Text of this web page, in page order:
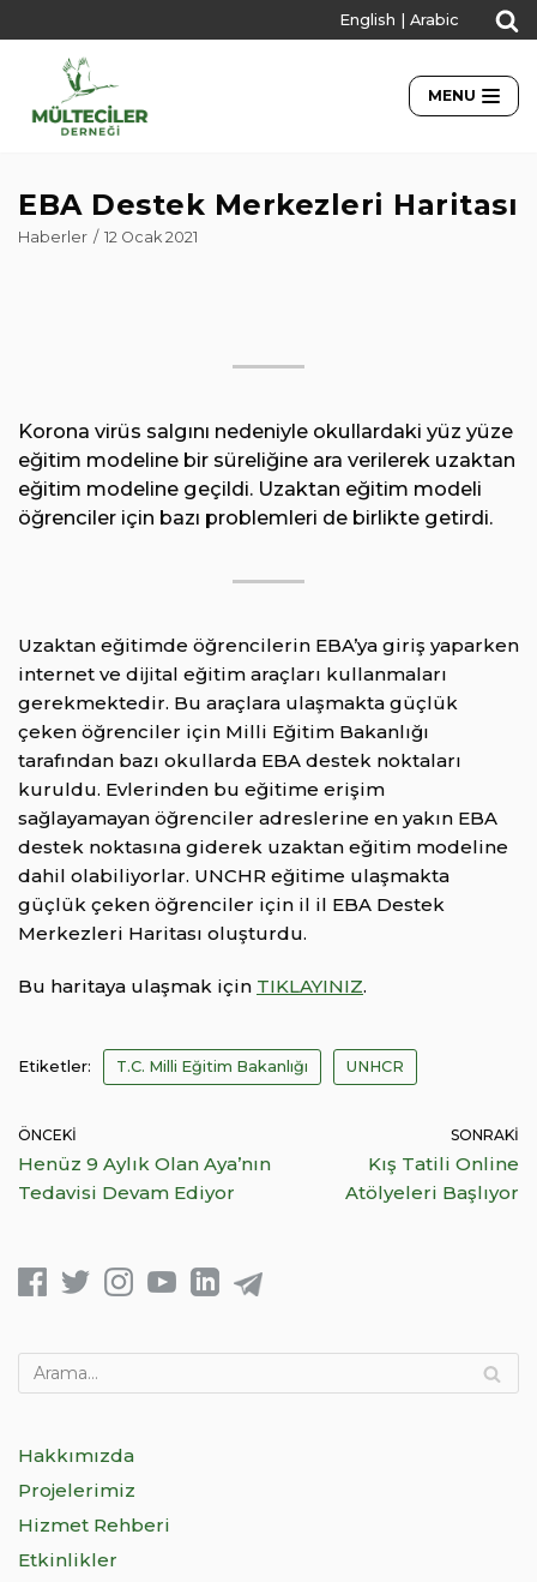
English Arabic
MENU
EBA Destek Merkezleri Haritası
Haberler 12 Ocak 2021
Korona virüs salgını nedeniyle okullardaki yüz yüze
eğitim modeline bir süreliğine ara verilerek uzaktan
eğitim modeline geçildi. Uzaktan eğitim modeli
öğrenciler için bazı problemleri de birlikte getirdi.
Uzaktan eğitimde öğrencilerin EBA’ya giriş yaparken
internet ve dijital eğitim araçları kullanmaları
gerekmektedir. Bu araçlara ulaşmakta güçlük
çeken öğrenciler için Milli Eğitim Bakanlığı
tarafından bazı okullarda EBA destek noktaları
kuruldu. Evlerinden bu eğitime erişim
sağlayamayan öğrenciler adreslerine en yakın EBA
destek noktasına giderek uzaktan eğitim modeline
dahil olabiliyorlar. UNCHR eğitime ulaşmakta
güçlük çeken öğrenciler için il il EBA Destek
Merkezleri Haritası oluşturdu.
Bu haritaya ulaşmak için TIKLAYINIZ.
Etiketler: T.C. Milli Eğitim Bakanlığı UNHCR
ÖNCEKI
Henüz 9 Aylık Olan Aya’nın
Tedavisi Devam Ediyor
SONRAKI
Kış Tatili Online
Atölyeleri Başlıyor
Hakkımızda
Projelerimiz
Hizmet Rehberi
Etkinlikler